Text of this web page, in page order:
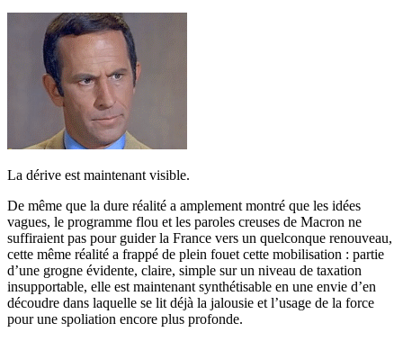
La dérive est maintenant visible.
De même que la dure réalité a amplement montré que les idées
vagues, le programme flou et les paroles creuses de Macron ne
suffiraient pas pour guider la France vers un quelconque renouveau,
cette même réalité a frappé de plein fouet cette mobilisation : partie
d’une grogne évidente, claire, simple sur un niveau de taxation
insupportable, elle est maintenant synthétisable en une envie d’en
découdre dans laquelle se lit déjà la jalousie et l’usage de la force
pour une spoliation encore plus profonde.